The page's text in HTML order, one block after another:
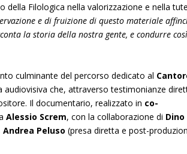
della Filologica nella valorizzazione e nella
e di fruizione di questo materiale
la storia della nostra gente, e condurre
culminante del percorso dedicato al
audiovisiva che, attraverso testimonianze
Il documentario, realizzato in co-
Alessio Screm, con la collaborazione di Dino
Andrea Peluso (presa diretta e post-